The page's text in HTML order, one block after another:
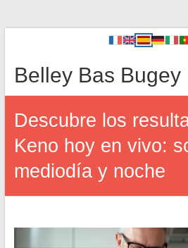
Belley Bas Bugey
Descubre los
Keno hoy en vivo:
mediodía y noche